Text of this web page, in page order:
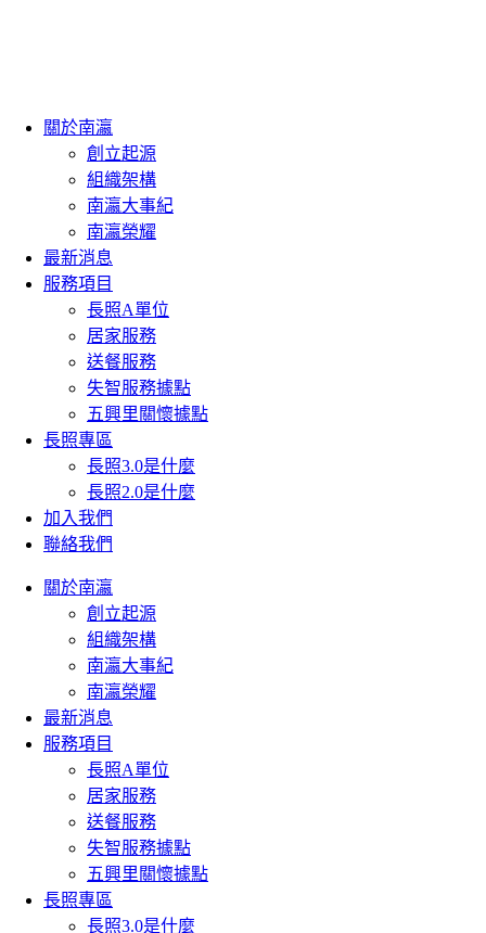
關於南瀛
創立起源
組織架構
南瀛大事紀
南瀛榮耀
最新消息
服務項目
長照A單位
居家服務
送餐服務
失智服務據點
五興里關懷據點
長照專區
長照3.0是什麼
長照2.0是什麼
加入我們
聯絡我們
關於南瀛
創立起源
組織架構
南瀛大事紀
南瀛榮耀
最新消息
服務項目
長照A單位
居家服務
送餐服務
失智服務據點
五興里關懷據點
長照專區
長照3.0是什麼